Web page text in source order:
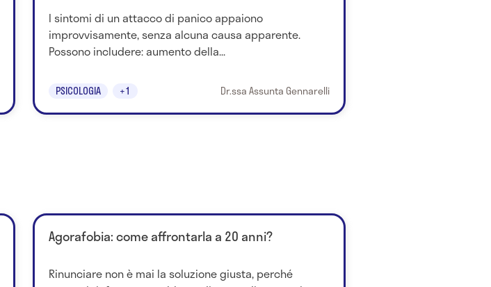
I sintomi di un attacco di panico appaiono
improvvisamente, senza alcuna causa apparente.
Possono includere: aumento della...
PSICOLOGIA +1 Dr.ssa Assunta Gennarelli
Agorafobia: come affrontarla a 20 anni?
Rinunciare non è mai la soluzione giusta, perché